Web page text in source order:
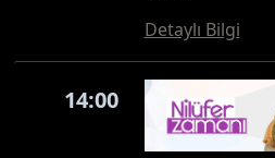
Detaylı Bilgi
14:00